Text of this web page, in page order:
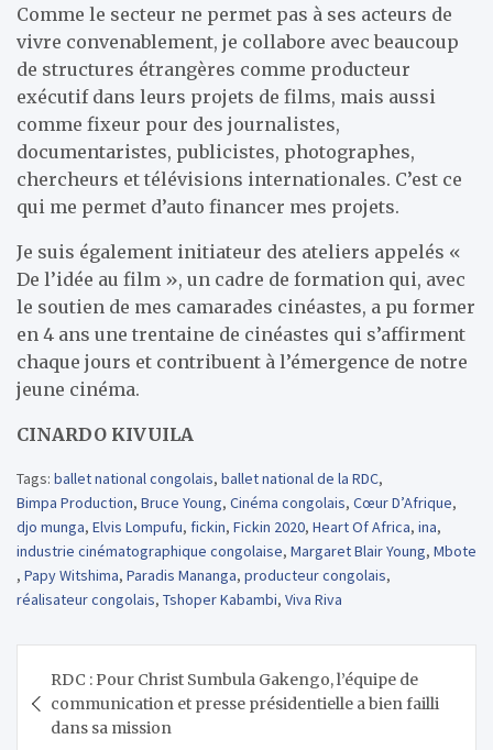
Comme le secteur ne permet pas à ses acteurs de
vivre convenablement, je collabore avec beaucoup
de structures étrangères comme producteur
exécutif dans leurs projets de films, mais aussi
comme fixeur pour des journalistes,
documentaristes, publicistes, photographes,
chercheurs et télévisions internationales. C’est ce
qui me permet d’auto financer mes projets.
Je suis également initiateur des ateliers appelés «
De l’idée au film », un cadre de formation qui, avec
le soutien de mes camarades cinéastes, a pu former
en 4 ans une trentaine de cinéastes qui s’affirment
chaque jours et contribuent à l’émergence de notre
jeune cinéma.
CINARDO KIVUILA
Tags: ballet national congolais, ballet national de la RDC,
Bimpa Production, Bruce Young, Cinéma congolais, Cœur D’Afrique,
djo munga, Elvis Lompufu, fickin, Fickin 2020, Heart Of Africa, ina,
industrie cinématographique congolaise, Margaret Blair Young, Mbote
, Papy Witshima, Paradis Mananga, producteur congolais,
réalisateur congolais, Tshoper Kabambi, Viva Riva
de
l’article
RDC : Pour Christ Sumbula Gakengo, l’équipe de
communication et presse présidentielle a bien failli
dans sa mission